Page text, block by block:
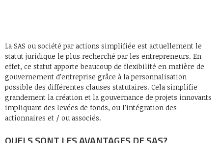
La SAS ou société par actions simplifiée est actuellement le
statut juridique le plus recherché par les entrepreneurs. En
effet, ce statut apporte beaucoup de flexibilité en matière de
gouvernement d’entreprise grâce à la personnalisation
possible des différentes clauses statutaires. Cela simplifie
grandement la création et la gouvernance de projets innovants
impliquant des levées de fonds, ou l’intégration des
actionnaires et / ou associés.